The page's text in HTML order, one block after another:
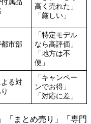
属品
高く売れた」
「厳しい」
市部
「特定モデル
なら高評価」
「地方は不
便」
る対
「キャンペー
ンでお得」
「対応に差」
「まとめ売り」「専門